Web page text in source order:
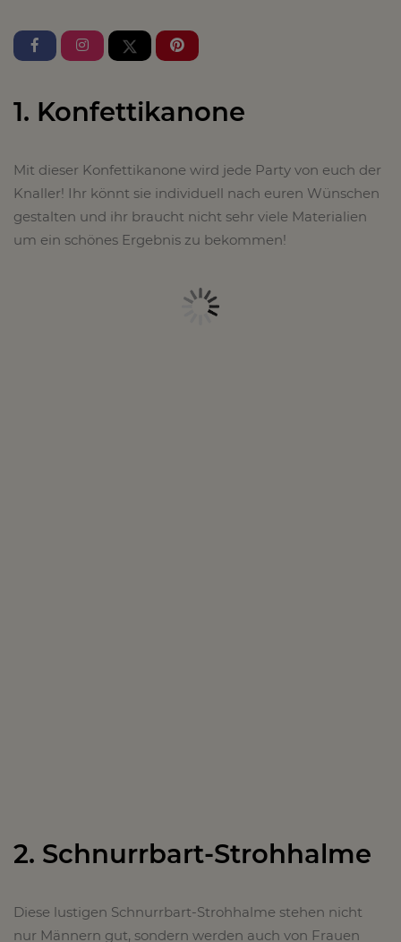
1. Konfettikanone
Mit dieser Konfettikanone wird jede Party von euch der
Knaller! Ihr könnt sie individuell nach euren Wünschen
gestalten und ihr braucht nicht sehr viele Materialien
um ein schönes Ergebnis zu bekommen!
2. Schnurrbart-Strohhalme
Diese lustigen Schnurrbart-Strohhalme stehen nicht
nur Männern gut, sondern werden auch von Frauen